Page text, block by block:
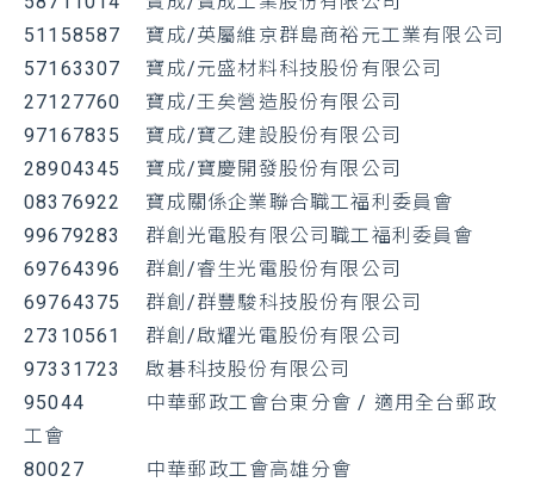
51158587 寶成/英屬維京群島商裕元工業有限公司
57163307 寶成/元盛材料科技股份有限公司
27127760 寶成/王矣營造股份有限公司
97167835 寶成/寶乙建設股份有限公司
28904345 寶成/寶慶開發股份有限公司
08376922 寶成關係企業聯合職工福利委員會
99679283 群創光電股有限公司職工福利委員會
69764396 群創/睿生光電股份有限公司
69764375 群創/群豐駿科技股份有限公司
27310561 群創/啟耀光電股份有限公司
97331723 啟碁科技股份有限公司
95044 中華郵政工會台東分會 / 適用全台郵政
工會
80027 中華郵政工會高雄分會